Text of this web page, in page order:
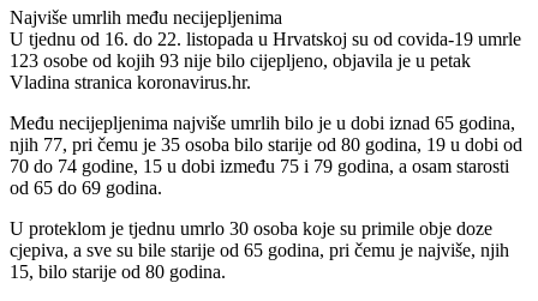
Najviše umrlih među necijepljenima
U tjednu od 16. do 22. listopada u Hrvatskoj su od covida-19 umrle
123 osobe od kojih 93 nije bilo cijepljeno, objavila je u petak
Vladina stranica koronavirus.hr.
Među necijepljenima najviše umrlih bilo je u dobi iznad 65 godina,
njih 77, pri čemu je 35 osoba bilo starije od 80 godina, 19 u dobi od
70 do 74 godine, 15 u dobi između 75 i 79 godina, a osam starosti
od 65 do 69 godina.
U proteklom je tjednu umrlo 30 osoba koje su primile obje doze
cjepiva, a sve su bile starije od 65 godina, pri čemu je najviše, njih
15, bilo starije od 80 godina.